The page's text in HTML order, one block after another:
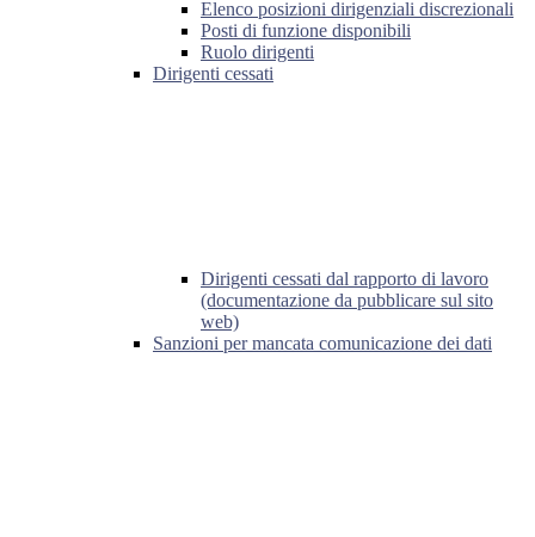
Elenco posizioni dirigenziali discrezionali
Posti di funzione disponibili
Ruolo dirigenti
Dirigenti cessati
Dirigenti cessati dal rapporto di lavoro
(documentazione da pubblicare sul sito
web)
Sanzioni per mancata comunicazione dei dati